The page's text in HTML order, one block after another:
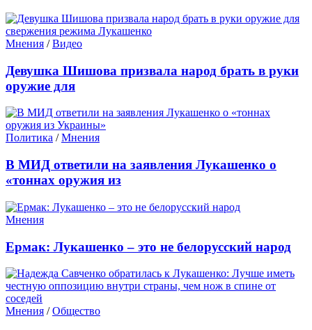
Мнения /Видео
Девушка Шишова призвала народ брать в руки
оружие для
Политика /Мнения
В МИД ответили на заявления Лукашенко о
«тоннах оружия из
Мнения
Ермак: Лукашенко – это не белорусский народ
Мнения /Общество